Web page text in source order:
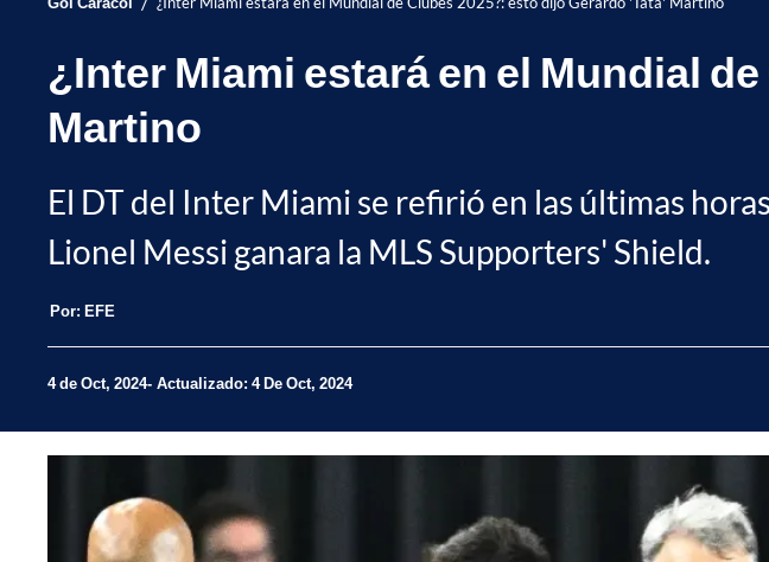
¿Inter Miami estará en el Mundial
Martino
El DT del Inter Miami se refirió en las últimas
Lionel Messi ganara la MLS Supporters' Shield.
Por: EFE
4 de Oct, 2024 Actualizado: 4 De Oct, 2024